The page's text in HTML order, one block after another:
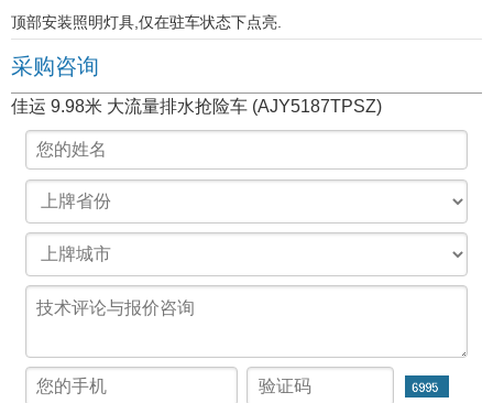
顶部安装照明灯具,仅在驻车状态下点亮.
采购咨询
佳运 9.98米 大流量排水抢险车 (AJY5187TPSZ)